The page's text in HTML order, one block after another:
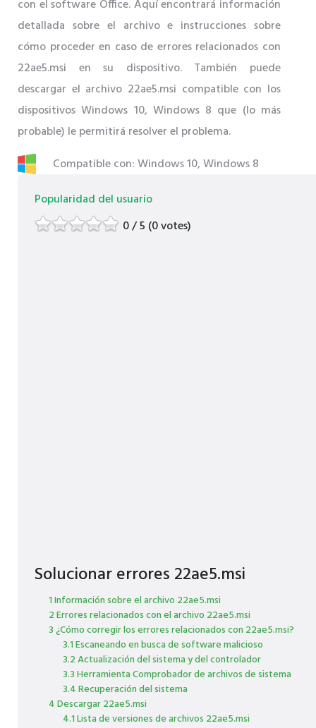
con el software Office. Aquí encontrará información
detallada sobre el archivo e instrucciones sobre
cómo proceder en caso de errores relacionados con
22ae5.msi en su dispositivo. También puede
descargar el archivo 22ae5.msi compatible con los
dispositivos Windows 10, Windows 8 que (lo más
probable) le permitirá resolver el problema.
Compatible con: Windows 10, Windows 8
Popularidad del usuario
0 / 5 (0 votes)
Solucionar errores 22ae5.msi
1 Información sobre el archivo 22ae5.msi
2 Errores relacionados con el archivo 22ae5.msi
3 ¿Cómo corregir los errores relacionados con 22ae5.msi?
3.1 Escaneando en busca de software malicioso
3.2 Actualización del sistema y del controlador
3.3 Herramienta Comprobador de archivos de sistema
3.4 Recuperación del sistema
4 Descargar 22ae5.msi
4.1 Lista de versiones de archivos 22ae5.msi